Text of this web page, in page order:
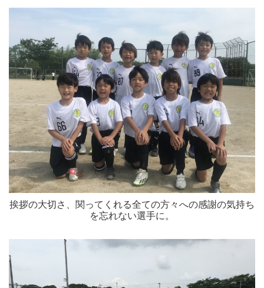
挨拶の大切さ、関ってくれる全ての方々への感謝の気持ち
を忘れない選手に。